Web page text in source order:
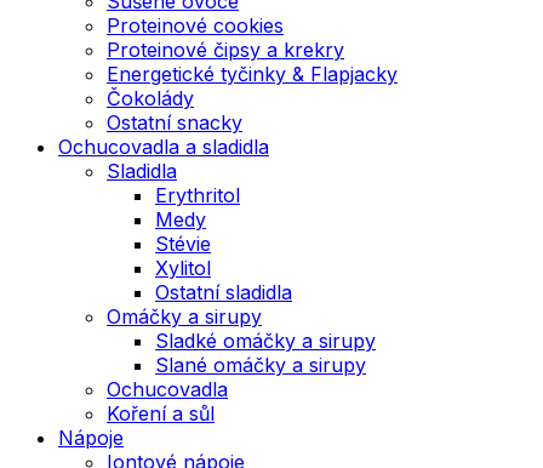
Proteinové cookies
Proteinové čipsy a krekry
Energetické tyčinky & Flapjacky
Čokolády
Ostatní snacky
Ochucovadla a sladidla
Sladidla
Erythritol
Medy
Stévie
Xylitol
Ostatní sladidla
Omáčky a sirupy
Sladké omáčky a sirupy
Slané omáčky a sirupy
Ochucovadla
Koření a sůl
Nápoje
Iontové nápoje